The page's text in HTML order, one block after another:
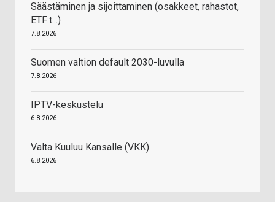
Säästäminen ja sijoittaminen (osakkeet, rahastot,
ETF:t...)
7.8.2026
Suomen valtion default 2030-luvulla
7.8.2026
IPTV-keskustelu
6.8.2026
Valta Kuuluu Kansalle (VKK)
6.8.2026